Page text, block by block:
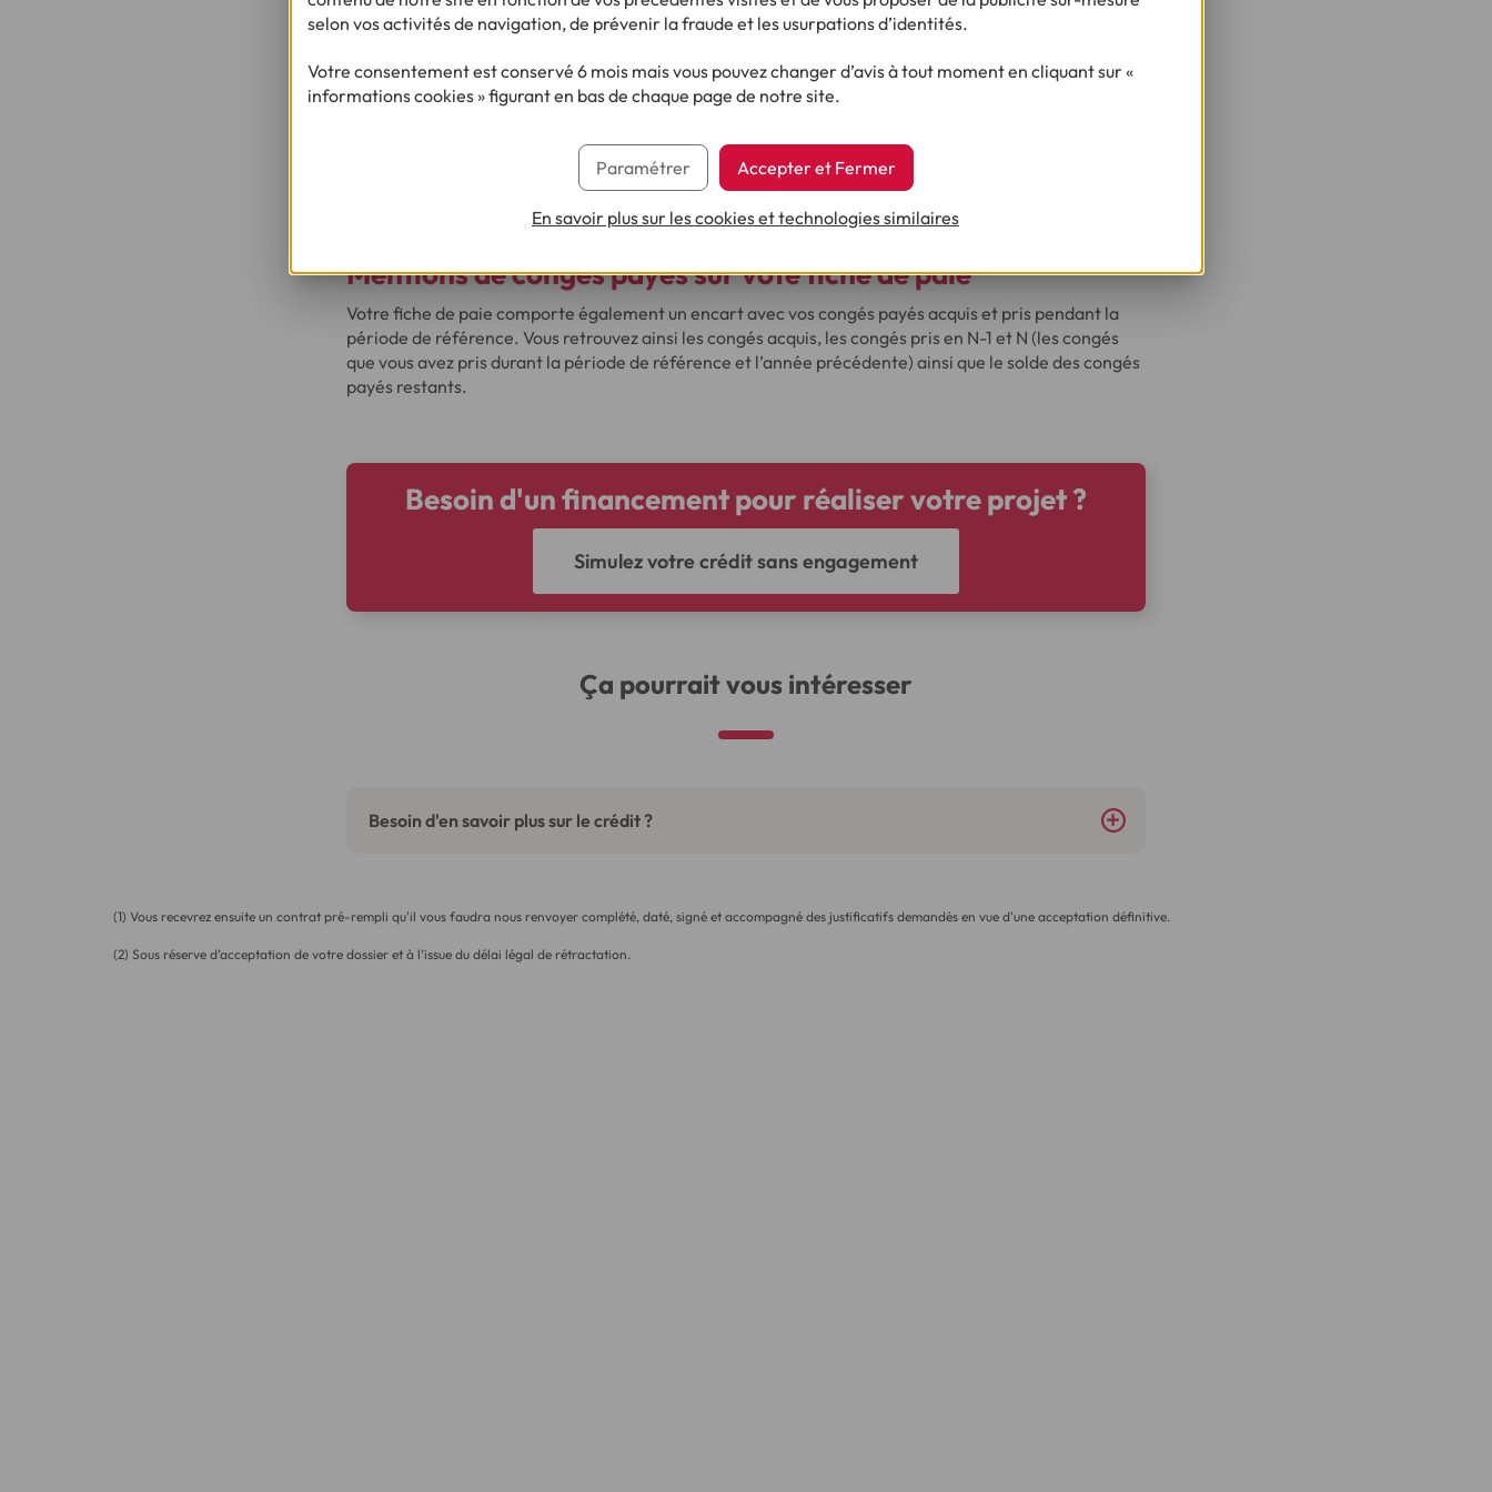
On souhaite souvent savoir comment passer du salaire brut au salaire net sur un bulletin de paie. Pour
ce faire, il est simplement nécessaire de déduire l’ensemble des charges salariales et des taxes.
Néanmoins, désormais, vous devez également prendre en compte l’étape du prélèvement à la source.
Pour convertir facilement le salaire brut en salaire net, il suffit de déduire 23 % du salaire brut.
Toutefois, si vous êtes fonctionnaire, vous devez déduire 15 % de votre salaire brut au lieu de 23.
Depuis le 1er janvier 2019, en effet, le prélèvement à la source a été généralisé. Concrètement, vos
impôts sur le revenu sont directement prélevés de votre salaire et donc sur le net imposable. C’est
Mentions de congés payés sur vote fiche de paie
Votre fiche de paie comporte également un encart avec vos congés payés acquis et pris pendant la
période de référence. Vous retrouvez ainsi les congés acquis, les congés pris en N-1 et N (les congés
que vous avez pris durant la période de référence et l’année précédente) ainsi que le solde des congés
payés restants.
Besoin d'un financement pour réaliser votre projet ?
Simulez votre crédit sans engagement
Ça pourrait vous intéresser
Besoin d'en savoir plus sur le crédit ?
(1) Vous recevrez ensuite un contrat pré-rempli qu'il vous faudra nous renvoyer complété, daté, signé et accompagné des justificatifs demandés en vue d'une acceptation définitive.
(2) Sous réserve d’acceptation de votre dossier et à l’issue du délai légal de rétractation.
selon vos activités de navigation, de prévenir la fraude et les usurpations d’identités.
Votre consentement est conservé 6 mois mais vous pouvez changer d’avis à tout moment en cliquant sur «
informations cookies » figurant en bas de chaque page de notre site.
Accepter et Fermer
Paramétrer
En savoir plus sur les cookies et technologies similaires